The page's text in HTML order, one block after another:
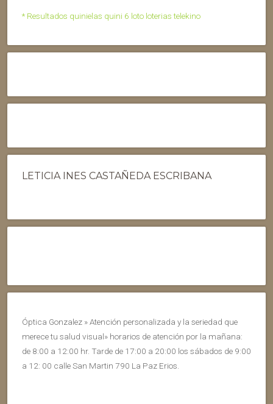
* Resultados quinielas quini 6 loto loterias telekino
LETICIA INES CASTAÑEDA ESCRIBANA
Óptica Gonzalez » Atención personalizada y la seriedad que
merece tu salud visual» horarios de atención por la mañana:
de 8:00 a 12:00 hr. Tarde de 17:00 a 20:00 los sábados de 9:00
a 12: 00 calle San Martin 790 La Paz Erios.